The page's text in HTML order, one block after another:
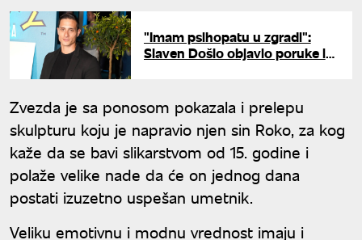
"Imam psihopatu u zgradi":
Slaven Došlo objavio poruke i
Zvezda je sa ponosom pokazala i prelepu
skulpturu koju je napravio njen sin Roko, za kog
kaže da se bavi slikarstvom od 15. godine i
polaže velike nade da će on jednog dana
postati izuzetno uspešan umetnik.
Veliku emotivnu i modnu vrednost imaju i